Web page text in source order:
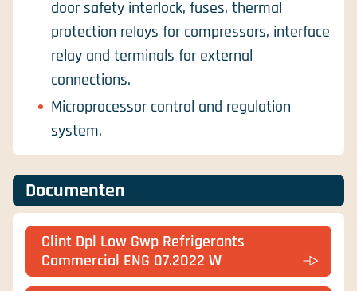
door safety interlock, fuses, thermal
protection relays for compressors, interface
relay and terminals for external
connections.
Microprocessor control and regulation
system.
Documenten
Clint Dpl Low Gwp Refrigerants
Commercial ENG 07.2022 W